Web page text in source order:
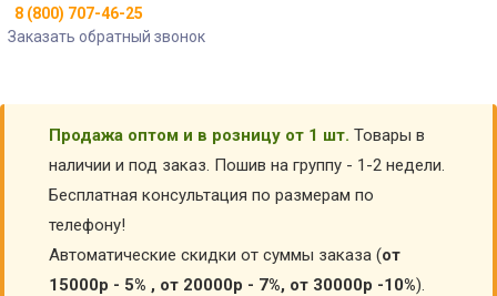
8 (800) 707-46-25
Заказать обратный звонок
Продажа оптом и в розницу от 1 шт. Товары в
наличии и под заказ. Пошив на группу - 1-2 недели.
Бесплатная консультация по размерам по
телефону!
Автоматические скидки от суммы заказа (от
15000р - 5% , от 20000р - 7%, от 30000р -10%).